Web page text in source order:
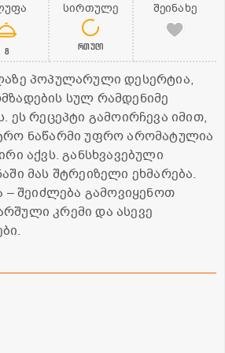
8
სირთულე
რთული
შეინახე
პოპულარული დესერტია,
სულ რამდენიმე
ეს რეცეპტი გამოირჩევა იმით,
ნაწარმი უფრო არომატულია
აქვს. განსხვავებული
მას შტრეიზელი ეხმარება.
– შეიძლება გამოვიყენოთ
კრემი და ასევე